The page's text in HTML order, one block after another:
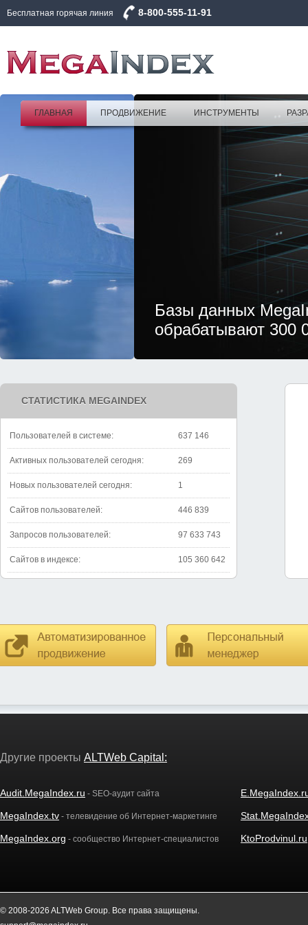
Бесплатная горячая линия 8-800-555-11-91
Базы данных MegaIndex
обрабатывают 300 000 запросов в
ГЛАВНАЯ ПРОДВИЖЕНИЕ ИНСТРУМЕНТЫ
СТАТИСТИКА MEGAINDEX
637 146
Пользователей в системе:
269
Активных пользователей сегодня:
1
Новых пользователей сегодня:
446 839
Сайтов пользователей:
97 633 743
Запросов пользователей:
105 360 642
Сайтов в индексе:
Другие проекты ALTWeb Capital:
Audit.MegaIndex.ru - SEO-аудит сайта
MegaIndex.tv - телевидение об Интернет-маркетинге
MegaIndex.org - сообщество Интернет-специалистов KtoProdvinul.ru
© 2008-2026 ALTWeb Group. Все права защищены.